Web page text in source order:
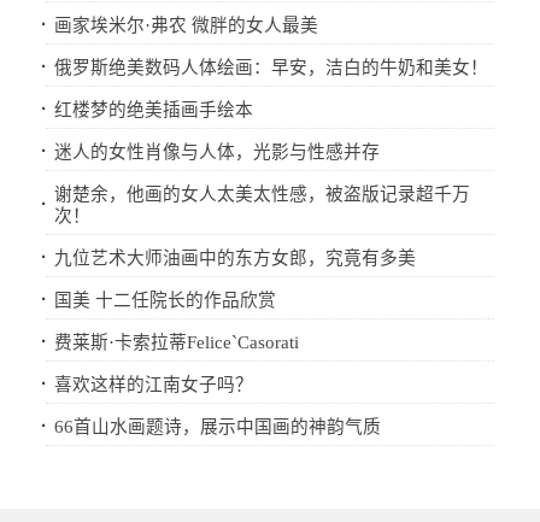
· 画家埃米尔·弗农 微胖的女人最美
· 俄罗斯绝美数码人体绘画：早安，洁白的牛奶和美女！
· 红楼梦的绝美插画手绘本
· 迷人的女性肖像与人体，光影与性感并存
· 谢楚余，他画的女人太美太性感，被盗版记录超千万
次！
· 九位艺术大师油画中的东方女郎，究竟有多美
· 国美 十二任院长的作品欣赏
· 费莱斯·卡索拉蒂Felice`Casorati
· 喜欢这样的江南女子吗？
· 66首山水画题诗，展示中国画的神韵气质